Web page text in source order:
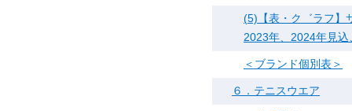
(5)【表・ク゛ラフ】
2023年、2024年見
＜ブランド個別表＞
６．テニスウエア